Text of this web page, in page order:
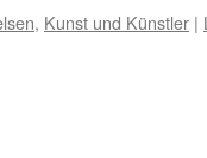
, Kunst und Künstler |